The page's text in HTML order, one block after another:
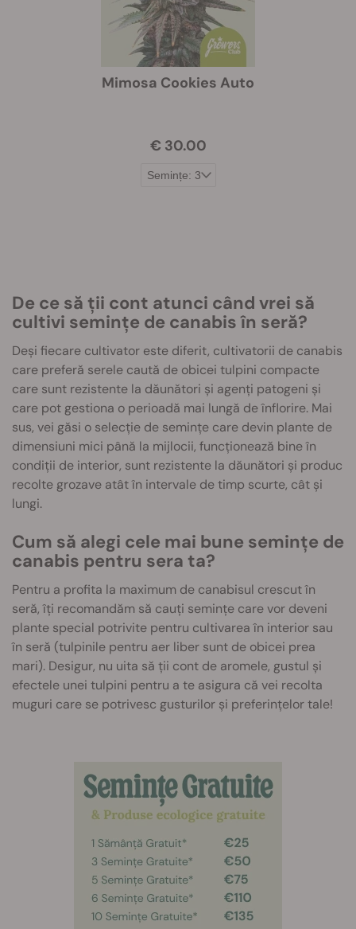
Mimosa Cookies Auto
€ 30.00
De ce să ții cont atunci când vrei să
cultivi semințe de canabis în seră?
Deși fiecare cultivator este diferit, cultivatorii de canabis
care preferă serele caută de obicei tulpini compacte
care sunt rezistente la dăunători și agenți patogeni și
care pot gestiona o perioadă mai lungă de înflorire. Mai
sus, vei găsi o selecție de semințe care devin plante de
dimensiuni mici până la mijlocii, funcționează bine în
condiții de interior, sunt rezistente la dăunători și produc
recolte grozave atât în intervale de timp scurte, cât și
lungi.
Cum să alegi cele mai bune semințe de
canabis pentru sera ta?
Pentru a profita la maximum de canabisul crescut în
seră, îți recomandăm să cauți semințe care vor deveni
plante special potrivite pentru cultivarea în interior sau
în seră (tulpinile pentru aer liber sunt de obicei prea
mari). Desigur, nu uita să ții cont de aromele, gustul și
efectele unei tulpini pentru a te asigura că vei recolta
muguri care se potrivesc gusturilor și preferințelor tale!